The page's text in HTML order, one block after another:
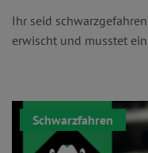
Ihr seid
erwischt und musstet
Schwarzfahren